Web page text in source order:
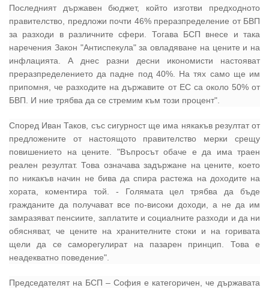
Последният държавен бюджет, който изготви предходното
правителство, предложи почти 46% преразпределение от БВП
за разходи в различните сфери. Тогава БСП внесе и така
наречения Закон "Антиспекула" за овладяване на цените и на
инфлацията. А днес разни десни икономисти настояват
преразпределението да падне под 40%. На тях само ще им
припомня, че разходите на държавите от ЕС са около 50% от
БВП. И ние трябва да се стремим към този процент".
Според Иван Таков, със сигурност ще има някакъв резултат от
предложените от настоящото правителство мерки срещу
повишението на цените. "Въпросът обаче е да има траен
реален резултат. Това означава задържане на цените, което
по никакъв начин не бива да спира растежа на доходите на
хората, коментира той. - Голямата цел трябва да бъде
гражданите да получават все по-високи доходи, а не да им
замразяват пенсиите, заплатите и социалните разходи и да ни
обясняват, че цените на хранителните стоки и на горивата
щели да се саморегулират на пазарен принцип. Това е
неадекватно поведение".
Председателят на БСП – София е категоричен, че държавата